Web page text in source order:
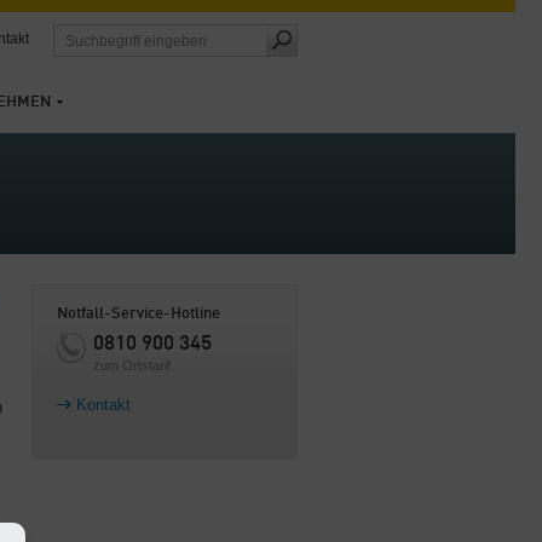
Notfall-Service-Hotline
0810 900 345
zum Ortstarif
Kontakt